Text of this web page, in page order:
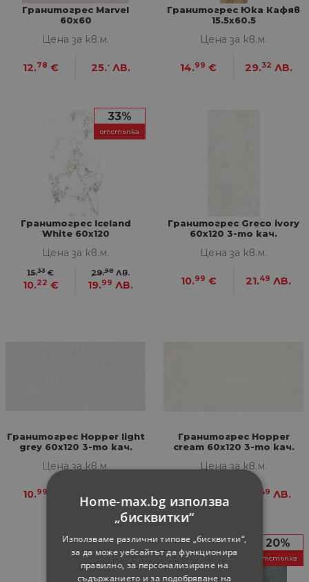
Гранитогрес Marvel
60x60
Цена за кв.м.
12.78 € 25.- ЛВ.
Гранитогрес Юка Кафяв
15.5x60.5
Цена за кв.м.
14.99 € 29.32 ЛВ.
33%
отстъпка
Гранитогрес Iceland
White 60x120
Цена за кв.м.
15.33 €
10.22 €
29.98 ЛВ.
19.99 ЛВ.
Гранитогрес Greco ivory
60х120 3-то кач.
Цена за кв.м.
10.99 € 21.49 ЛВ.
Гранитогрес Hopper light
grey 60х120 3-то кач.
Цена за кв.м.
10.99 21.
Гранитогрес Hopper
cream 60х120 3-то кач.
Цена за кв.м.
49 ЛВ.
20%
отстъпка
Home-max.bg използва
„бисквитки“
Използваме различни типове „бисквитки“,
за да може уебсайтът да функционира
правилно, за персонализиране на
съдържанието и за подобряване на